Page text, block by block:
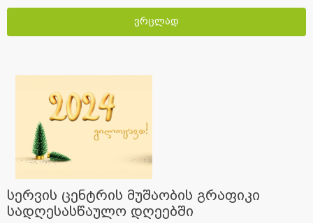
ვრცლად
სერვის ცენტრის მუშაობის გრაფიკი
სადღესასწაულო დღეებში